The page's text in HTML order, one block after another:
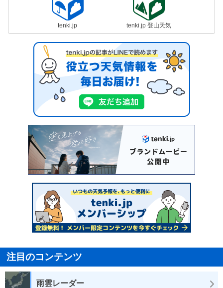
tenki.jp tenki.jp 登山天気
注目のコンテンツ
雨雲レーダー